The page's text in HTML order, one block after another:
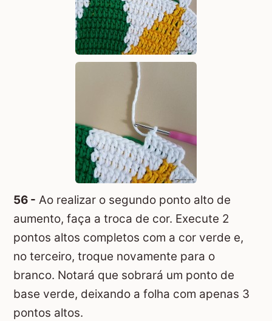
56 - Ao realizar o segundo ponto alto de
aumento, faça a troca de cor. Execute 2
pontos altos completos com a cor verde e,
no terceiro, troque novamente para o
branco. Notará que sobrará um ponto de
base verde, deixando a folha com apenas 3
pontos altos.